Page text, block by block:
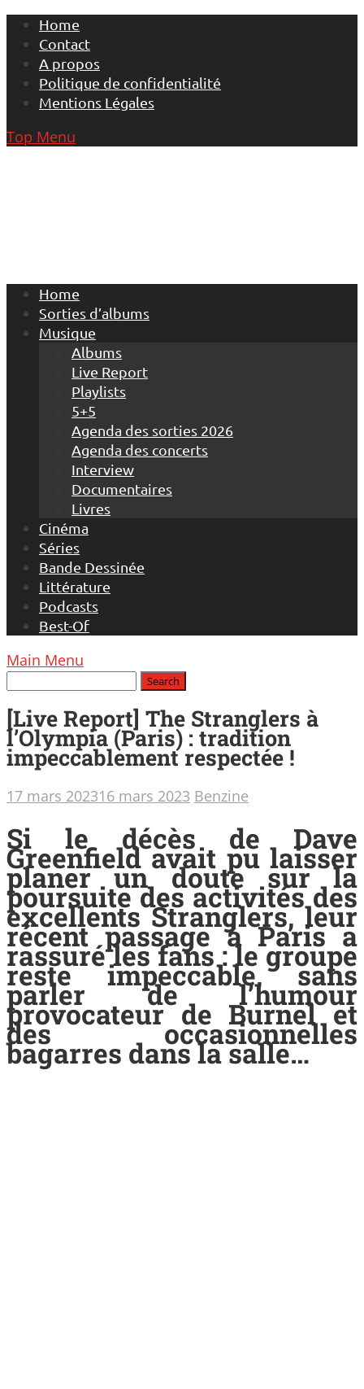
Skip
content
Home
Contact
A propos
Politique de confidentialité
Mentions Légales
Top Menu
Home
Sorties d’albums
Musique
Albums
Live Report
Playlists
5+5
Agenda des sorties 2026
Agenda des concerts
Interview
Documentaires
Livres
Cinéma
Séries
Bande Dessinée
Littérature
Podcasts
Best-Of
Main Menu
[Live Report] The Stranglers à
l’Olympia (Paris) : tradition
impeccablement respectée !
17 mars 202316 mars 2023 Benzine
Si le décès de Dave
Greenfield avait pu laisser
planer un doute sur la
poursuite des activités des
excellents Stranglers, leur
récent passage à Paris a
rassuré les fans : le groupe
reste impeccable, sans
parler de l’humour
provocateur de Burnel et
des occasionnelles
bagarres dans la salle…